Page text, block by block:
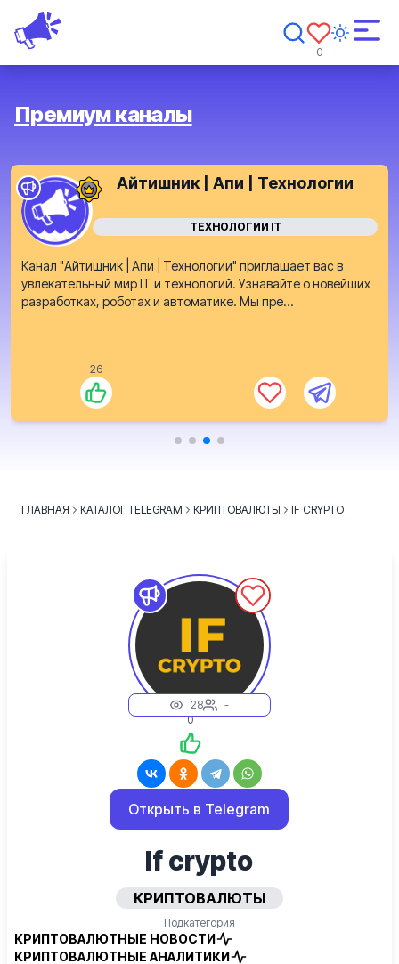
0
Премиум каналы
Айтишник | Апи | Технологии
ТЕХНОЛОГИИ IT
Канал "Айтишник | Апи | Технологии" приглашает вас в
увлекательный мир IT и технологий. Узнавайте о новейших
разработках, роботах и автоматике. Мы пре...
26
ГЛАВНАЯ КАТАЛОГ TELEGRAM КРИПТОВАЛЮТЫ IF CRYPTO
28
-
0
Открыть в Telegram
If crypto
КРИПТОВАЛЮТЫ
Подкатегория
КРИПТОВАЛЮТНЫЕ НОВОСТИ
КРИПТОВАЛЮТНЫЕ АНАЛИТИКИ